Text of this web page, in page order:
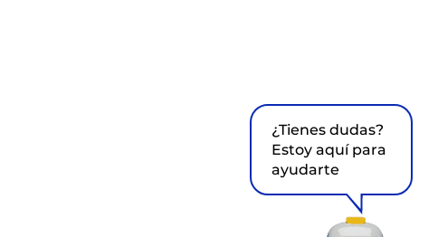
¿Tienes dudas?
Estoy aquí para
ayudarte